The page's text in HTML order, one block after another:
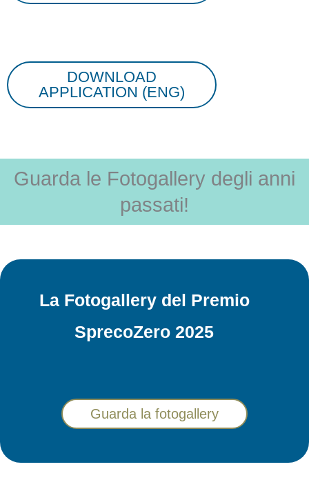
DOWNLOAD
APPLICATION (ENG)
Guarda le Fotogallery degli anni
passati!
La Fotogallery del Premio
SprecoZero 2025
Guarda la fotogallery